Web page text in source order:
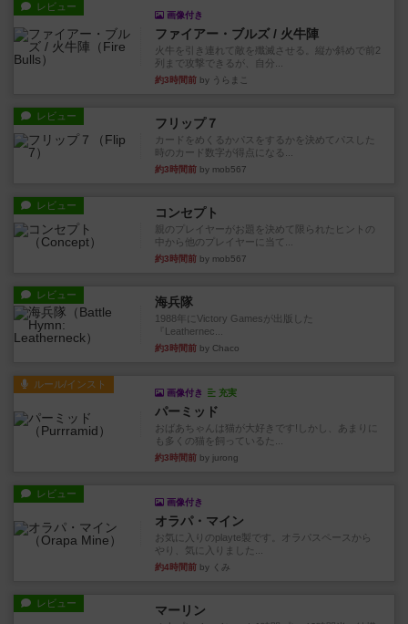
レビュー
画像付き
ファイアー・ブルズ / 火牛陣
火牛を引き連れて敵を殲滅させる。縦か斜めで前2
列まで攻撃できるが、自分...
約3時間前 by うらまこ
レビュー フリップ７
カードをめくるかパスをするかを決めてパスした
時のカード数字が得点になる...
約3時間前 by mob567
レビュー コンセプト
親のプレイヤーがお題を決めて限られたヒントの
中から他のプレイヤーに当て...
約3時間前 by mob567
レビュー 海兵隊
1988年にVictory Gamesが出版した
『Leathernec...
約3時間前 by Chaco
ルール/インスト
画像付き 充実
パーミッド
おばあちゃんは猫が大好きです!しかし、あまりに
も多くの猫を飼っているた...
約3時間前 by jurong
レビュー
画像付き
オラパ・マイン
お気に入りのplayte製です。オラパスペースから
やり、気に入りました...
約4時間前 by くみ
レビュー マーリン